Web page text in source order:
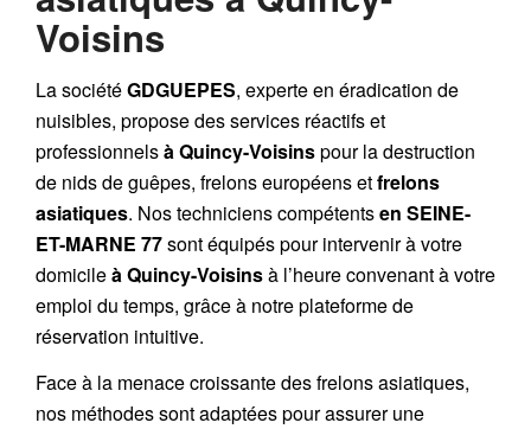
Voisins
La sociétéGDGUEPES, experte en éradication de
nuisibles, propose des services réactifs et
professionnelsà Quincy-Voisinspour la destruction
de nids de guêpes, frelons européensetfrelons
asiatiques. Nos techniciens compétentsen SEINE-
ET-MARNE 77sont équipés pour intervenir à votre
domicileà Quincy-Voisinsà l’heure convenant à votre
emploi du temps, grâce à notre plateforme de
réservation intuitive.
Face à la menace croissante des frelons asiatiques,
nos méthodes sont adaptées pour assurer une